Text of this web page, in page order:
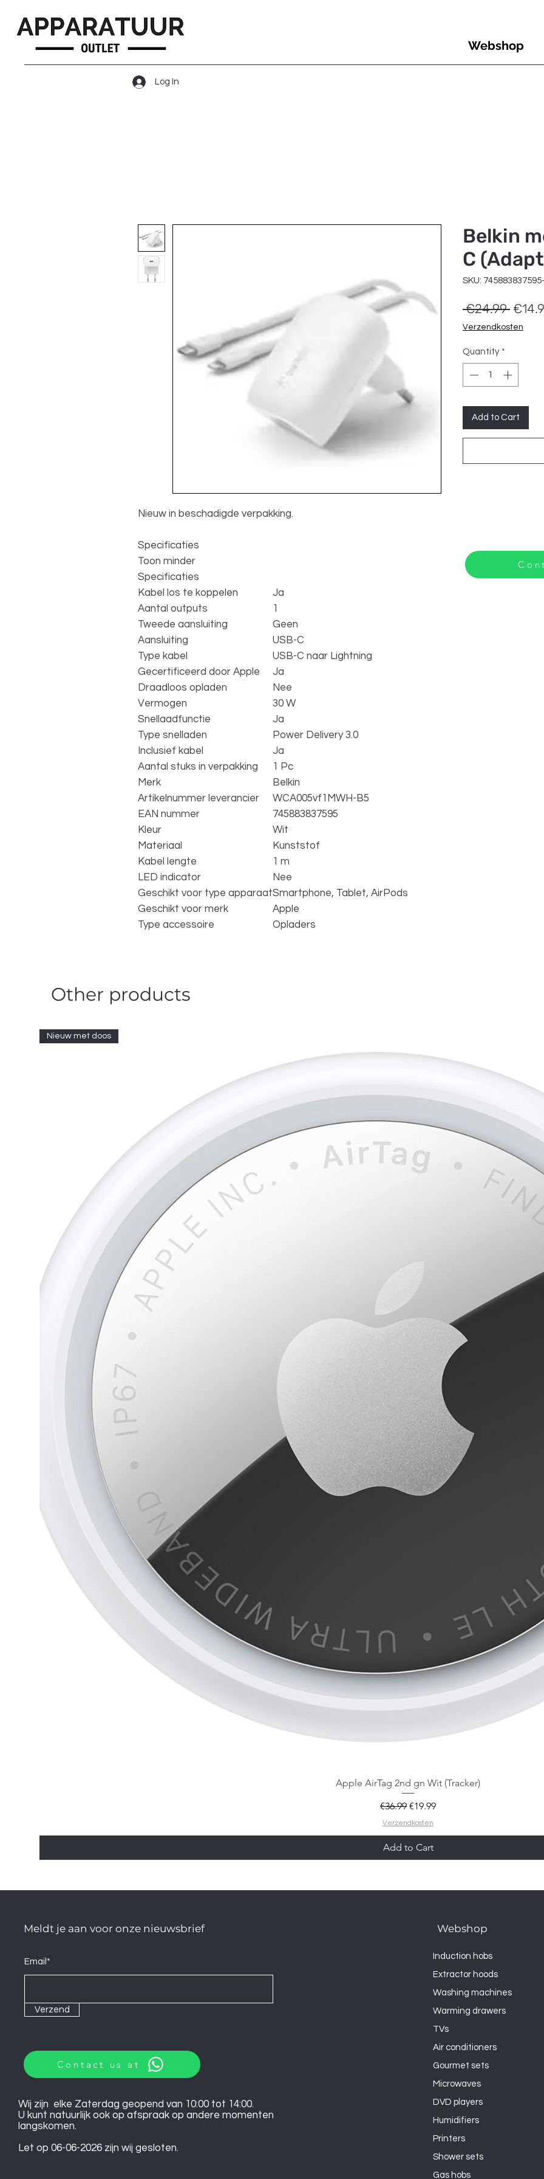
Log In
Webshop
Nieuw in beschadigde verpakking.
Specificaties
Toon minder
Specificaties
Kabel los te koppelen
Ja
Aantal outputs
1
Tweede aansluiting
Geen
Aansluiting
USB-C
Type kabel
USB-C naar Lightning
Gecertificeerd door Apple
Ja
Draadloos opladen
Nee
Vermogen
30 W
Snellaadfunctie
Ja
Type snelladen
Power Delivery 3.0
Inclusief kabel
Ja
Aantal stuks in verpakking
1 Pc
Merk
Belkin
Artikelnummer leverancier
WCA005vf1MWH-B5
EAN nummer
745883837595
Kleur
Wit
Materiaal
Kunststof
Kabel lengte
1 m
LED indicator
Nee
Geschikt voor type apparaatSmartphone, Tablet, AirPods
Geschikt voor merk
Apple
Type accessoire
Opladers
Belkin
C
SKU:
€24.99
Price
Verzendkosten
Quantity *
Add to Cart
Other products
Nieuw met doos
Apple AirTag 2nd gn Wit (Tracker)
Regular Price
€36.99 Sale Price
€19.99
Verzendkosten
Add to Cart
Meldt je aan voor onze nieuwsbrief
Email*
Verzend
Contact us at
Wij zijn elke Zaterdag geopend van 10:00 tot 14:00.
U kunt natuurlijk ook op afspraak op andere momenten
langskomen.
Let op 06-06-2026 zijn wij gesloten.
Webshop
Induction hobs
Extractor hoods
Washing machines
Warming drawers
TVs
Air conditioners
Gourmet sets
Microwaves
DVD players
Humidifiers
Printers
Shower sets
Gas hobs